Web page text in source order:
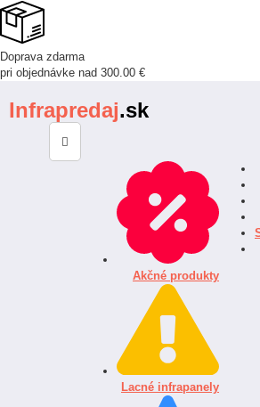
Doprava zdarma
pri objednávke nad 300.00 €
Infrapredaj.sk
Akčné produkty
Lacné infrapanely